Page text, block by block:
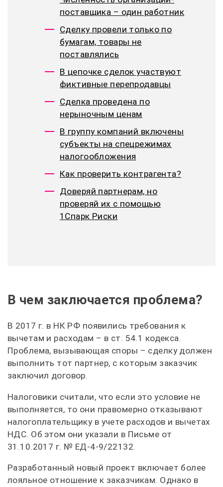
поставщика – один работник
Сделку провели только по
бумагам, товары не
поставлялись
В цепочке сделок участвуют
фиктивные перепродавцы
Сделка проведена по
нерыночным ценам
В группу компаний включены
субъекты на спецрежимах
налогообложения
Как проверить контрагента?
Доверяй партнерам, но
проверяй их с помощью
1Спарк Риски
В чем заключается проблема?
В 2017 г. в НК РФ появились требования к
вычетам и расходам – в ст. 54.1 кодекса.
Проблема, вызывающая споры – сделку должен
выполнить тот партнер, с которым заказчик
заключил договор.
Налоговики считали, что если это условие не
выполняется, то они правомерно отказывают
налогоплательщику в учете расходов и вычетах
НДС. Об этом они указали в Письме от
31.10.2017 г. № ЕД-4-9/22132.
Разработанный новый проект включает более
лояльное отношение к заказчикам. Однако в